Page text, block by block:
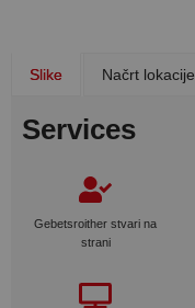
Slike Načrt lokacije
Services
Gebetsroither stvari na
strani